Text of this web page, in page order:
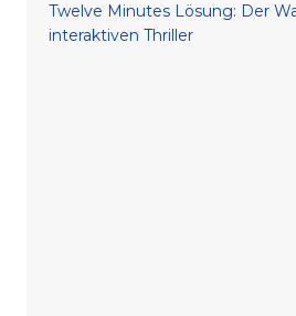
Twelve Minutes Lösung: Der
interaktiven Thriller